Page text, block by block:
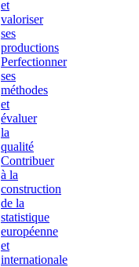
et
valoriser
ses
productions
Perfectionner
ses
méthodes
et
évaluer
la
qualité
Contribuer
à la
construction
de la
statistique
européenne
et
internationale